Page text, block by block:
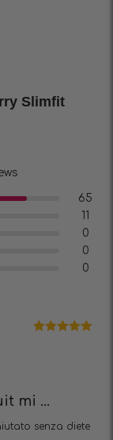
Slimfit
65
11
0
0
0
mi ...
senza diete